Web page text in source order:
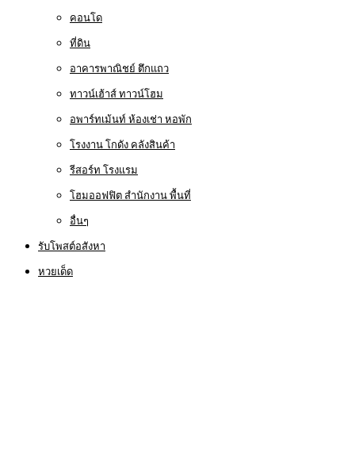
คอนโด
ที่ดิน
อาคารพาณิชย์ ตึกแถว
ทาวน์เฮ้าส์ ทาวน์โฮม
อพาร์ทเม้นท์ ห้องเช่า หอพัก
โรงงาน โกดัง คลังสินค้า
รีสอร์ท โรงแรม
โฮมออฟฟิต สำนักงาน พื้นที่
อื่นๆ
รับโพสต์อสังหา
หวยเด็ด